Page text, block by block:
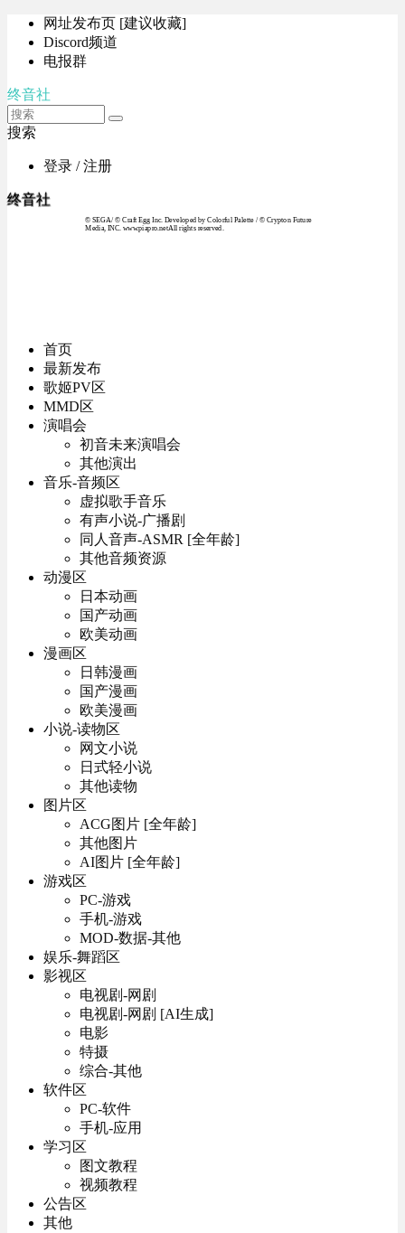
网址发布页 [建议收藏]
Discord频道
电报群
终音社
搜索
登录 / 注册
终音社
© SEGA / © Craft Egg Inc. Developed by Colorful Palette / © Crypton Future
Media, INC. www.piapro.netAll rights reserved.
首页
最新发布
歌姬PV区
MMD区
演唱会
初音未来演唱会
其他演出
音乐-音频区
虚拟歌手音乐
有声小说-广播剧
同人音声-ASMR [全年龄]
其他音频资源
动漫区
日本动画
国产动画
欧美动画
漫画区
日韩漫画
国产漫画
欧美漫画
小说-读物区
网文小说
日式轻小说
其他读物
图片区
ACG图片 [全年龄]
其他图片
AI图片 [全年龄]
游戏区
PC-游戏
手机-游戏
MOD-数据-其他
娱乐-舞蹈区
影视区
电视剧-网剧
电视剧-网剧 [AI生成]
电影
特摄
综合-其他
软件区
PC-软件
手机-应用
学习区
图文教程
视频教程
公告区
其他